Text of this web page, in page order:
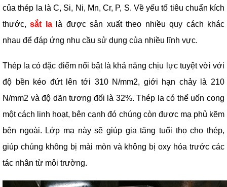
của thép la là C, Si, Ni, Mn, Cr, P, S. Về yếu tố tiêu chuẩn kích
thước,sắt lalà được sản xuất theo nhiều quy cách khác
nhau để đáp ứng nhu cầu sử dụng của nhiều lĩnh vực.
Thép la có đặc điểm nổi bật là khả năng chịu lực tuyệt vời với
độ bền kéo đứt lên tới 310 N/mm2, giới hạn chảy là 210
N/mm2 và độ dãn tương đối là 32%. Thép la có thể uốn cong
một cách linh hoạt, bên cạnh đó chúng còn được mạ phủ kẽm
bên ngoài. Lớp mạ này sẽ giúp gia tăng tuổi thọ cho thép,
giúp chúng không bị mài mòn và không bị oxy hóa trước các
tác nhân từ môi trường.